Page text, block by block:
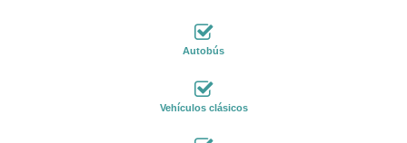
Autobús
Vehículos clásicos